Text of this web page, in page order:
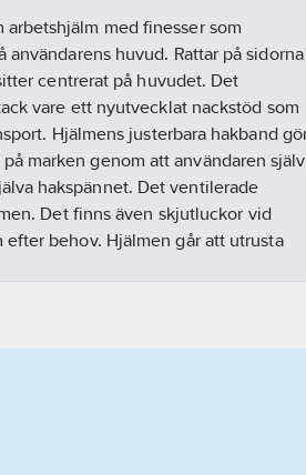
med finesser som
huvud. Rattar på sidorna
centrerat på huvudet. Det
vare ett nyutvecklat nackstöd som
Hjälmens justerbara hakband
marken genom att användaren själv
hakspännet. Det ventilerade
Det finns även skjutluckor vid
behov. Hjälmen går att utrusta